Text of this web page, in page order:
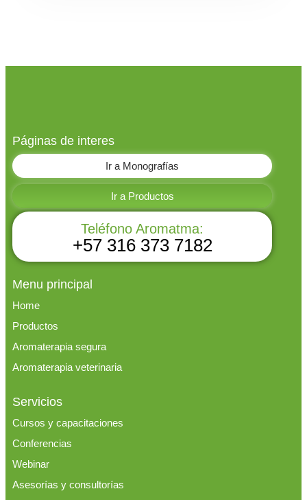
Páginas de interes
Ir a Monografías
Ir a Productos
Teléfono Aromatma:
+57 316 373 7182
Menu principal
Home
Productos
Aromaterapia segura
Aromaterapia veterinaria
Servicios
Cursos y capacitaciones
Conferencias
Webinar
Asesorías y consultorías